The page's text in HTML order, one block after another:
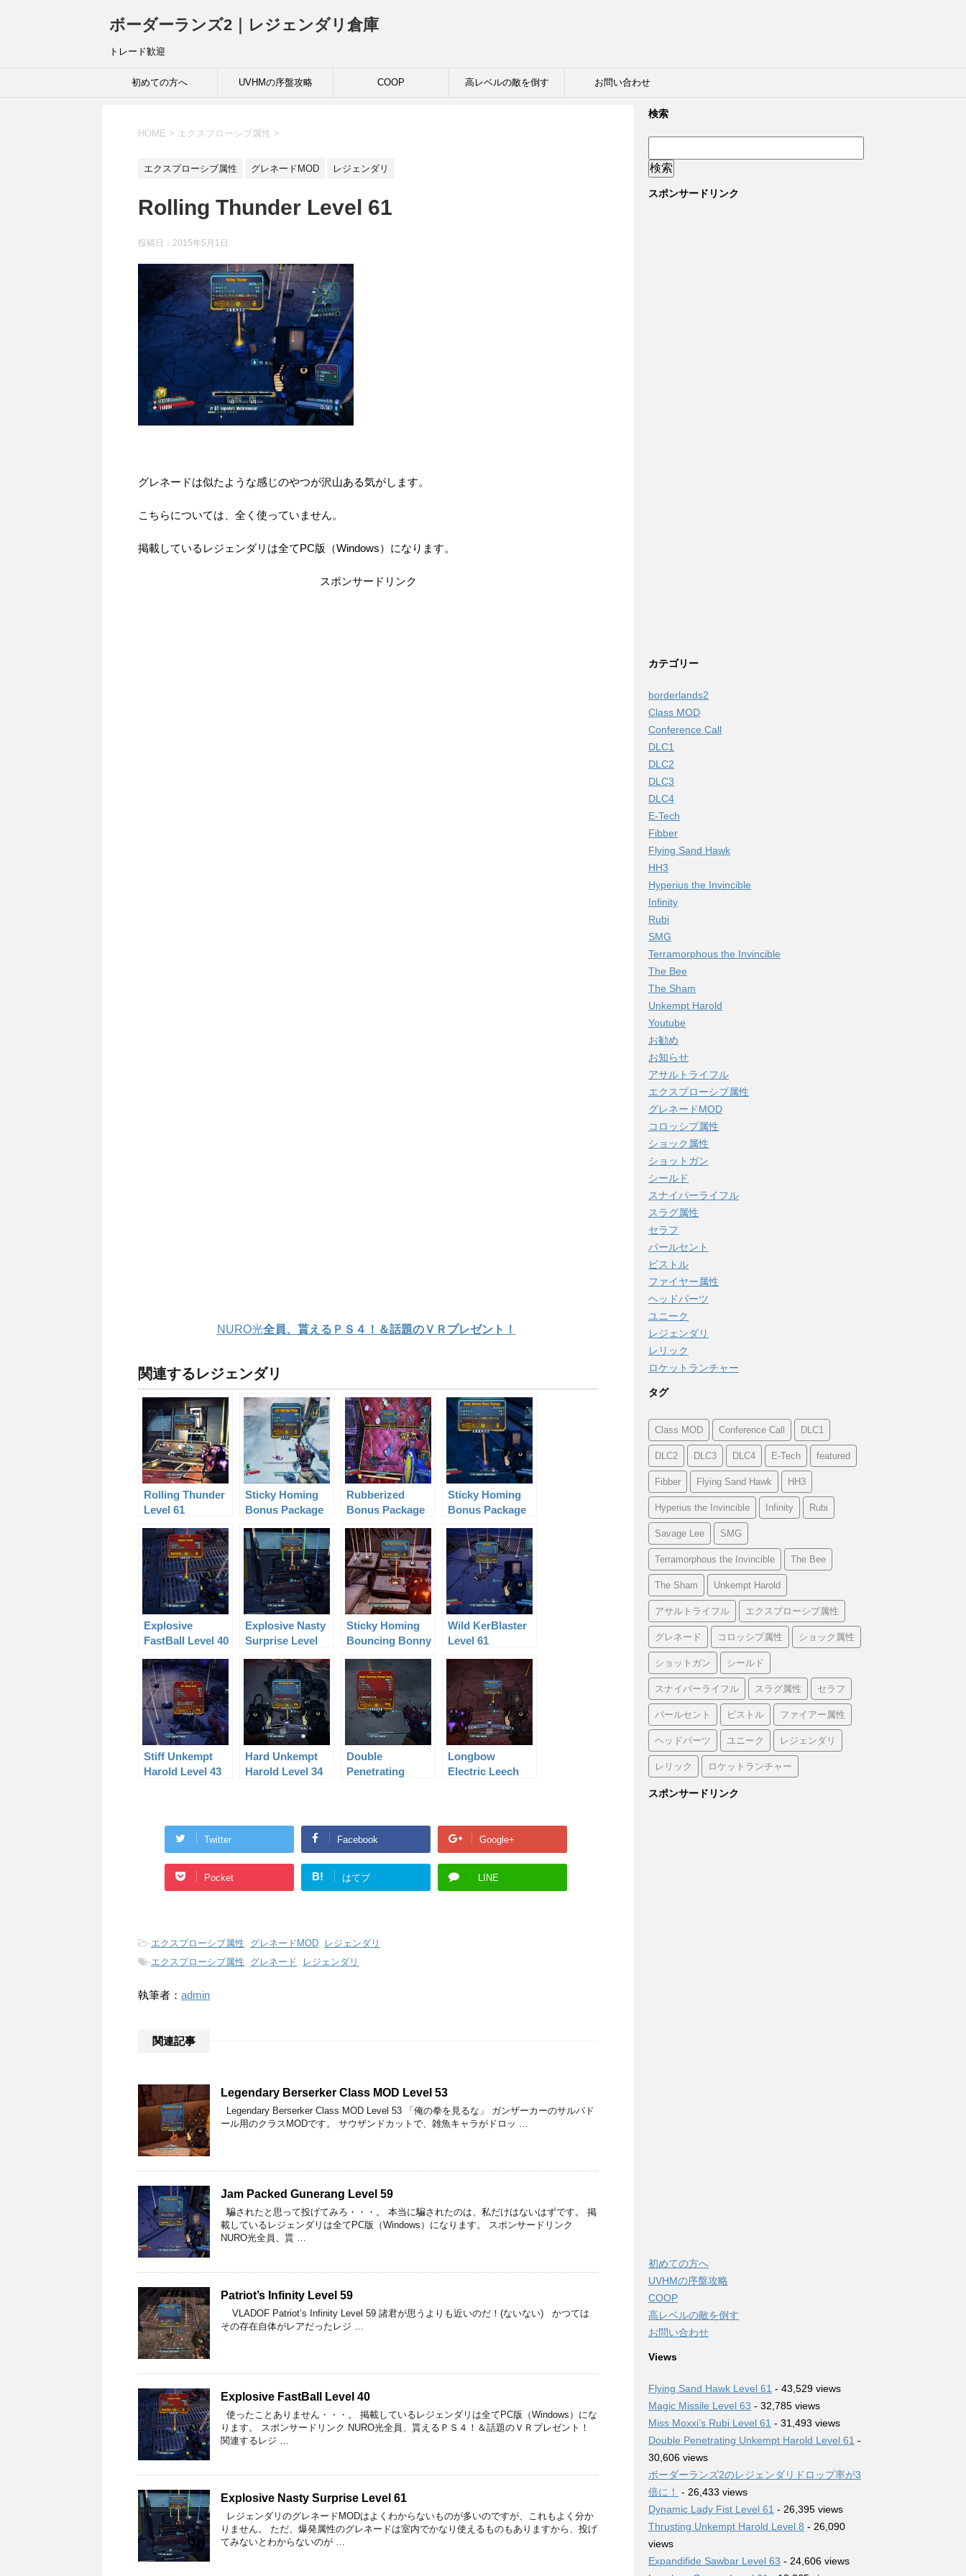
ボーダーランズ2｜レジェンダリ倉庫
トレード歓迎
初めての方へ UVHMの序盤攻略 COOP 高レベルの敵を倒す お問い合わせ
HOME > エクスプローシブ属性 >
エクスプローシブ属性 グレネードMOD レジェンダリ
Rolling Thunder Level 61
投稿日： 2015年5月1日
グレネードは似たような感じのやつが沢山ある気がします。
こちらについては、全く使っていません。
掲載しているレジェンダリは全てPC版（Windows）になります。
スポンサードリンク
NURO光全員、貰えるＰＳ４！＆話題のＶＲプレゼント！
関連するレジェンダリ
Rolling Thunder
Level 61
Sticky Homing
Bonus Package
Rubberized
Bonus Package
Sticky Homing
Bonus Package
Explosive
FastBall Level 40
Explosive Nasty
Surprise Level
Sticky Homing
Bouncing Bonny
Wild KerBlaster
Level 61
Stiff Unkempt
Harold Level 43
Hard Unkempt
Harold Level 34
Double
Penetrating
Longbow
Electric Leech
Twitter Facebook Google+
Pocket B! はてブ LINE
-エクスプローシブ属性, グレネードMOD, レジェンダリ
-エクスプローシブ属性, グレネード, レジェンダリ
執筆者： admin
関連記事
Legendary Berserker Class MOD Level 53
Legendary Berserker Class MOD Level 53 「俺の拳を見るな」 ガンザーカーのサルバド
ール用のクラスMODです。 サウザンドカットで、雑魚キャラがドロッ …
Jam Packed Gunerang Level 59
騙されたと思って投げてみろ・・・。 本当に騙されたのは、私だけはないはずです。 掲
載しているレジェンダリは全てPC版（Windows）になります。 スポンサードリンク
NURO光全員、貰 …
Patriot’s Infinity Level 59
VLADOF Patriot’s Infinity Level 59 諸君が思うよりも近いのだ！(ないない) かつては
その存在自体がレアだったレジ …
Explosive FastBall Level 40
使ったことありません・・・。 掲載しているレジェンダリは全てPC版（Windows）にな
ります。 スポンサードリンク NURO光全員、貰えるＰＳ４！＆話題のＶＲプレゼント！
関連するレジ …
Explosive Nasty Surprise Level 61
レジェンダリのグレネードMODはよくわからないものが多いのですが、これもよく分か
りません。 ただ、爆発属性のグレネードは室内でかなり使えるものもありますから、投げ
てみないとわからないのが …
検索
スポンサードリンク
カテゴリー
borderlands2
Class MOD
Conference Call
DLC1
DLC2
DLC3
DLC4
E-Tech
Fibber
Flying Sand Hawk
HH3
Hyperius the Invincible
Infinity
Rubi
SMG
Terramorphous the Invincible
The Bee
The Sham
Unkempt Harold
Youtube
お勧め
お知らせ
アサルトライフル
エクスプローシブ属性
グレネードMOD
コロッシプ属性
ショック属性
ショットガン
シールド
スナイパーライフル
スラグ属性
セラフ
パールセント
ピストル
ファイヤー属性
ヘッドパーツ
ユニーク
レジェンダリ
レリック
ロケットランチャー
タグ
Class MOD Conference Call DLC1
DLC2 DLC3 DLC4 E-Tech featured
Fibber Flying Sand Hawk HH3
Hyperius the Invincible Infinity Rubi
Savage Lee SMG
Terramorphous the Invincible The Bee
The Sham Unkempt Harold
アサルトライフル エクスプローシブ属性
グレネード コロッシプ属性 ショック属性
ショットガン シールド
スナイパーライフル スラグ属性 セラフ
パールセント ピストル ファイアー属性
ヘッドパーツ ユニーク レジェンダリ
レリック ロケットランチャー
スポンサードリンク
初めての方へ
UVHMの序盤攻略
COOP
高レベルの敵を倒す
お問い合わせ
Views
Flying Sand Hawk Level 61 - 43,529 views
Magic Missile Level 63 - 32,785 views
Miss Moxxi’s Rubi Level 61 - 31,493 views
Double Penetrating Unkempt Harold Level 61 -
30,606 views
ボーダーランズ2のレジェンダリドロップ率が3
倍に！
- 26,433 views
Dynamic Lady Fist Level 61 - 26,395 views
Thrusting Unkempt Harold Level 8 - 26,090
views
Expandifide Sawbar Level 63 - 24,606 views